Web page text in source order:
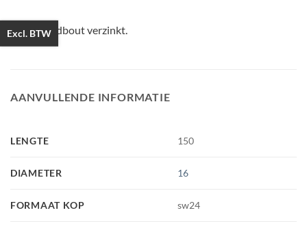
Houtdraadbout verzinkt.
AANVULLENDE INFORMATIE
LENGTE 150
DIAMETER 16
FORMAAT KOP sw24
Excl. BTW